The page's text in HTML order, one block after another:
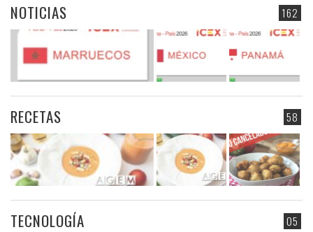
162
NOTICIAS
58
RECETAS
05
TECNOLOGÍA